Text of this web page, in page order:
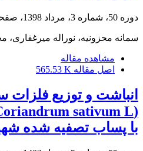
دوره 50، شماره 3، مرداد 1398، صفحه
سمانه محزونیه، نوراله
مشاهده مقاله
اصل مقاله 565.53 K
انباشت و توزیع فلزات
با پساب تصفیه شده